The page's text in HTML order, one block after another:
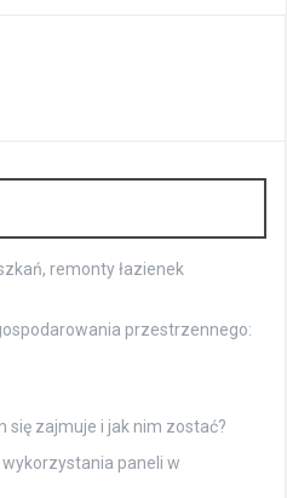
remonty łazienek
przestrzennego:
się zajmuje i jak nim zostać?
wykorzystania paneli w